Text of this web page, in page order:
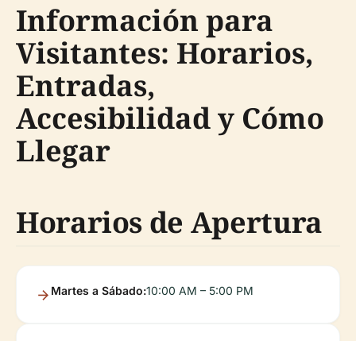
Información para
Visitantes: Horarios,
Entradas,
Accesibilidad y Cómo
Llegar
Horarios de Apertura
Martes a Sábado:10:00 AM – 5:00 PM